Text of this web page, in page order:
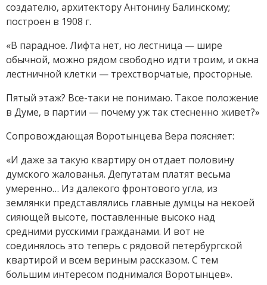
создателю, архитектору Антонину Балинскому;
построен в 1908 г.
«В парадное. Лифта нет, но лестница — шире
обычной, можно рядом свободно идти троим, и окна
лестничной клетки — трехстворчатые, просторные.
Пятый этаж? Все-таки не понимаю. Такое положение
в Думе, в партии — почему уж так стесненно живет?»
Сопровождающая Воротынцева Вера поясняет:
«И даже за такую квартиру он отдает половину
думского жалованья. Депутатам платят весьма
умеренно… Из далекого фронтового угла, из
землянки представлялись главные думцы на некоей
сияющей высоте, поставленные высоко над
средними русскими гражданами. И вот не
соединялось это теперь с рядовой петербургской
квартирой и всем вериным рассказом. С тем
большим интересом поднимался Воротынцев».